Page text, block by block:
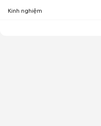
Kinh nghiệm